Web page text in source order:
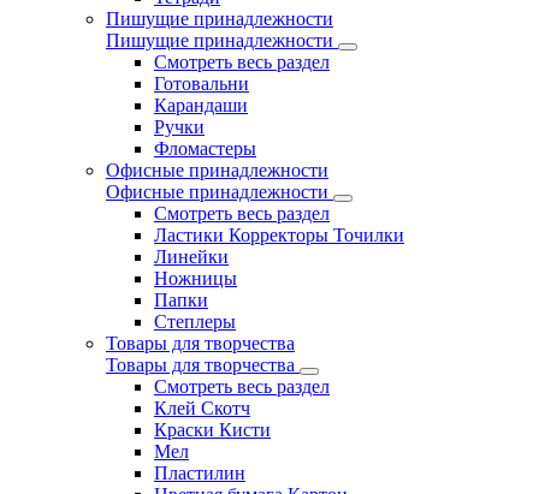
Пишущие принадлежности
Пишущие принадлежности
Смотреть весь раздел
Готовальни
Карандаши
Ручки
Фломастеры
Офисные принадлежности
Офисные принадлежности
Смотреть весь раздел
Ластики Корректоры Точилки
Линейки
Ножницы
Папки
Степлеры
Товары для творчества
Товары для творчества
Смотреть весь раздел
Клей Скотч
Краски Кисти
Мел
Пластилин